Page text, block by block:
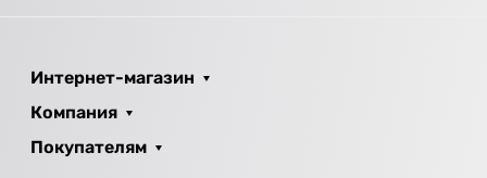
Интернет-магазин
Компания
Покупателям